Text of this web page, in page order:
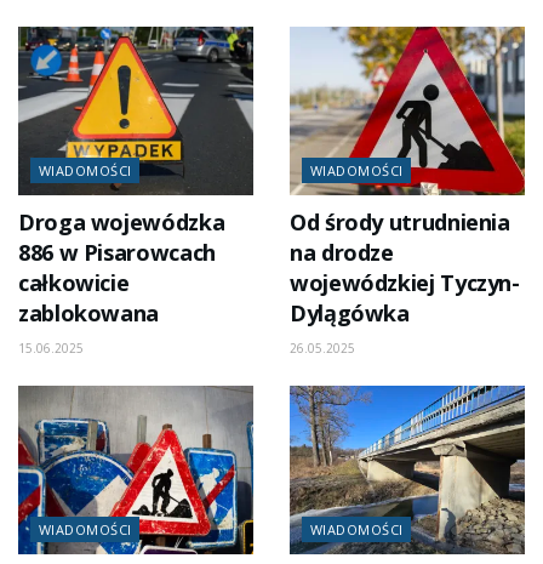
WIADOMOŚCI
Droga wojewódzka
886 w Pisarowcach
całkowicie
zablokowana
15.06.2025
WIADOMOŚCI
Od środy utrudnienia
na drodze
wojewódzkiej Tyczyn-
Dylągówka
26.05.2025
WIADOMOŚCI WIADOMOŚCI